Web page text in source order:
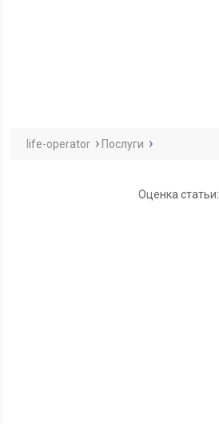
life-operator Послуги
Оценка статьи: